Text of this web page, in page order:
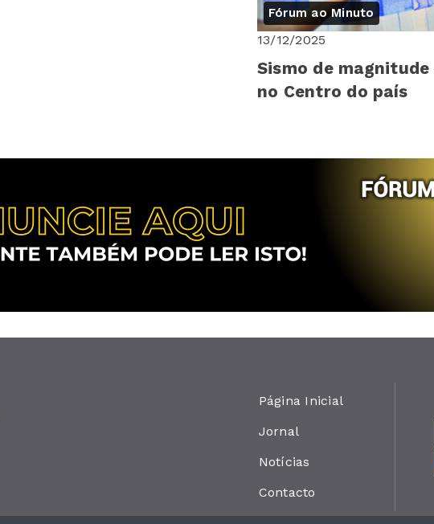
Fórum ao Minuto
13/12/2025
Sismo de magnitude
no Centro do país
Página Inicial
Jornal
Notícias
Contacto